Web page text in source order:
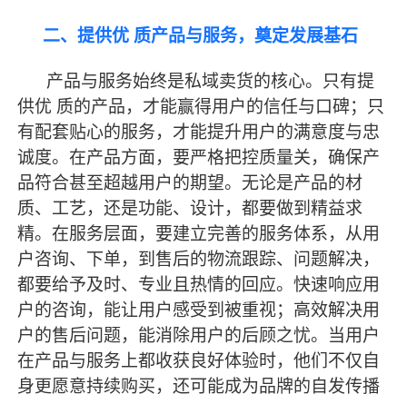
二、提供优 质产品与服务，奠定发展基石
产品与服务始终是私域卖货的核心。只有提
供优 质的产品，才能赢得用户的信任与口碑；只
有配套贴心的服务，才能提升用户的满意度与忠
诚度。在产品方面，要严格把控质量关，确保产
品符合甚至超越用户的期望。无论是产品的材
质、工艺，还是功能、设计，都要做到精益求
精。在服务层面，要建立完善的服务体系，从用
户咨询、下单，到售后的物流跟踪、问题解决，
都要给予及时、专业且热情的回应。快速响应用
户的咨询，能让用户感受到被重视；高效解决用
户的售后问题，能消除用户的后顾之忧。当用户
在产品与服务上都收获良好体验时，他们不仅自
身更愿意持续购买，还可能成为品牌的自发传播